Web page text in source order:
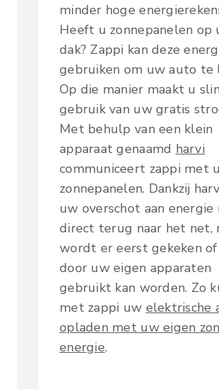
minder hoge
Heeft u zonnepanelen op
dak? Zappi kan deze
gebruiken om uw auto te
Op die manier maakt u
gebruik van uw gratis
Met behulp van een klein
apparaat genaamd harvi
communiceert zappi met
zonnepanelen. Dankzij
uw overschot aan energie
direct terug naar het net,
wordt er eerst gekeken
door uw eigen apparaten
gebruikt kan worden. Zo
met zappi uw elektrische
opladen met uw eigen
energie.